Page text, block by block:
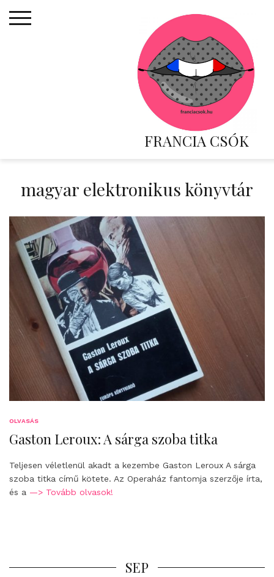
FRANCIA CSÓK
magyar elektronikus könyvtár
OLVASÁS
Gaston Leroux: A sárga szoba titka
Teljesen véletlenül akadt a kezembe Gaston Leroux A sárga
szoba titka című kötete. Az Operaház fantomja szerzője írta,
és a —> Tovább olvasok!
SEP